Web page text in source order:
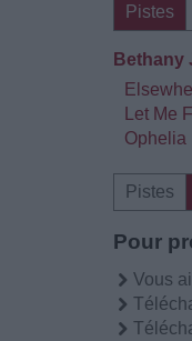
Pistes
Bethany
Let Me
Ophelia
Pistes
Pour
Vous